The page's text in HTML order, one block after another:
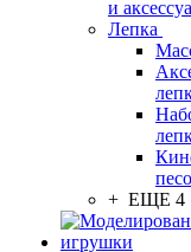
и
Лепка
+ ЕЩЕ 4